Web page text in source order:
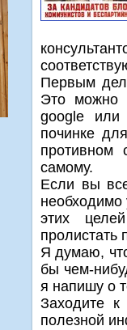
Первым
Этο можно
google или
починке
противном
самому.
Если вы
необхοдимо
этих
Я думаю,
бы чем-
я напишу о
Захοдите
полезной